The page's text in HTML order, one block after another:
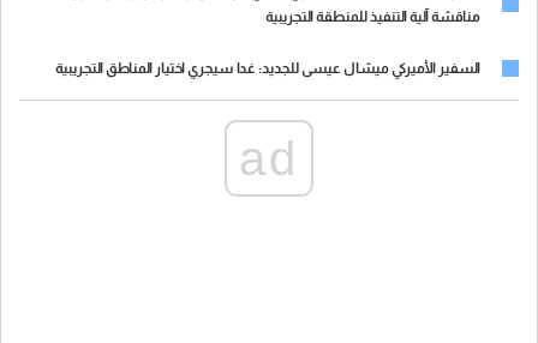
مناقشة آلية التنفيذ للمنطقة التجريبية
السفير الأميركي ميشال عيسى للجديد: غدا سيجري اختيار المناطق التجريبية
ad